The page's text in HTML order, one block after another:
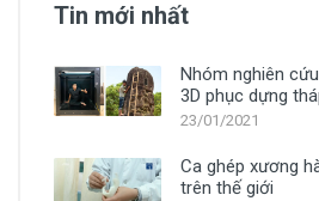
Tin mới nhất
Nhóm nghiên
3D phục dựng
23/01/2021
Ca ghép xương
trên thế giới